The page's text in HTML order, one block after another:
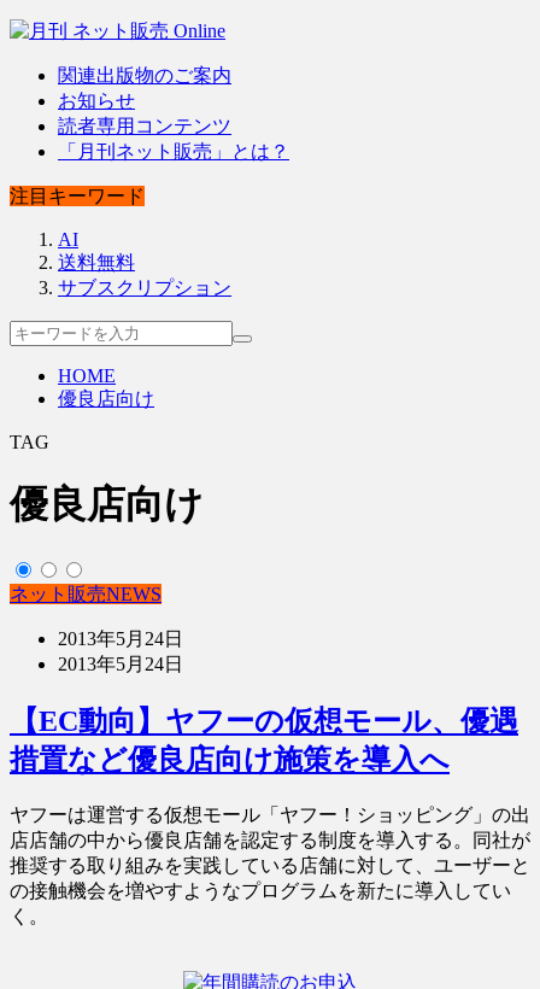
関連出版物のご案内
お知らせ
読者専用コンテンツ
「月刊ネット販売」とは？
注目キーワード
AI
送料無料
サブスクリプション
HOME
優良店向け
TAG
優良店向け
ネット販売NEWS
2013年5月24日
2013年5月24日
【EC動向】ヤフーの仮想モール、優遇
措置など優良店向け施策を導入へ
ヤフーは運営する仮想モール「ヤフー！ショッピング」の出
店店舗の中から優良店舗を認定する制度を導入する。同社が
推奨する取り組みを実践している店舗に対して、ユーザーと
の接触機会を増やすようなプログラムを新たに導入してい
く。